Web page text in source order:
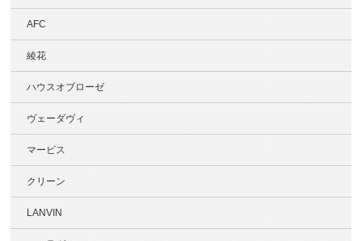
AFC
綾花
ハウスオブローゼ
ヴェーダヴィ
マービス
クリーン
LANVIN